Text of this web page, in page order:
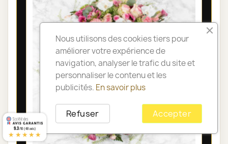
Nous utilisons des cookies tiers pour
améliorer votre expérience de
navigation, analyser le trafic du site et
personnaliser le contenu et les
publicités. En savoir plus
Accepter
Refuser
9.3/10 (48 avis)
★★★★★